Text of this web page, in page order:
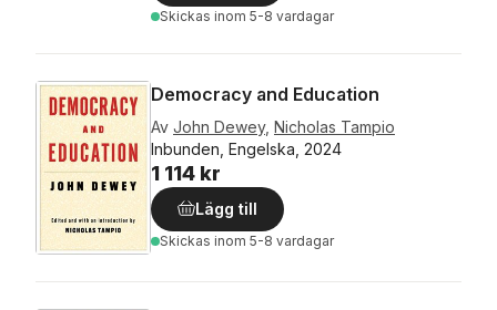
Skickas inom 5-8 vardagar
Democracy and Education
Av John Dewey, Nicholas Tampio
Inbunden, Engelska, 2024
1 114 kr
Lägg till
Skickas inom 5-8 vardagar